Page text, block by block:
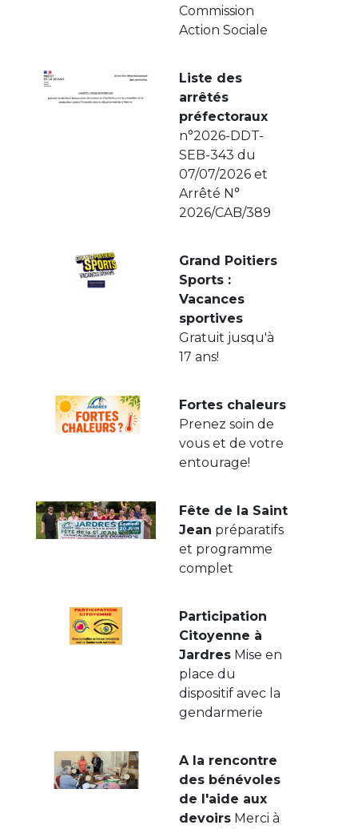
Commission
Action Sociale
Liste des
arrêtés
préfectoraux
n°2026-DDT-
SEB-343 du
07/07/2026 et
Arrêté N°
2026/CAB/389
Grand Poitiers
Sports :
Vacances
sportives
Gratuit jusqu'à
17 ans!
Fortes chaleurs
Prenez soin de
vous et de votre
entourage!
Fête de la Saint
Jean préparatifs
et programme
complet
Participation
Citoyenne à
Jardres Mise en
place du
dispositif avec la
gendarmerie
A la rencontre
des bénévoles
de l'aide aux
devoirs Merci à